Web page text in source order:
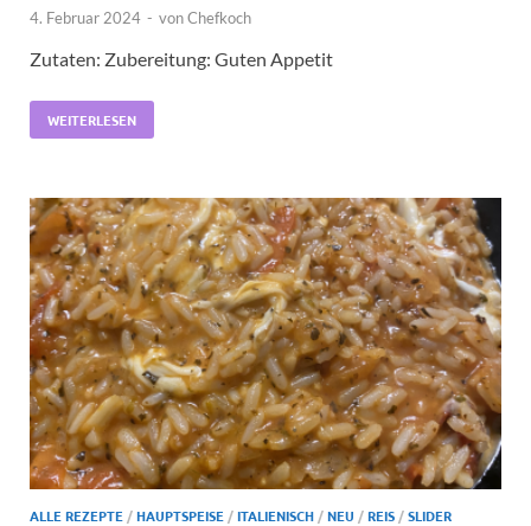
4. Februar 2024 - vonChefkoch
Zutaten: Zubereitung: Guten Appetit
WEITERLESEN
ALLE REZEPTE /HAUPTSPEISE /ITALIENISCH /NEU /REIS /SLIDER